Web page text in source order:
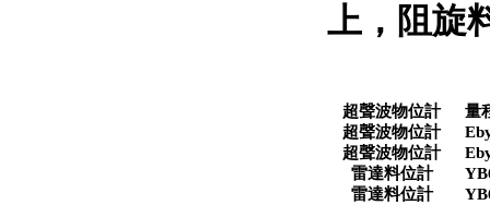
上，阻旋
超聲波物位計
量
超聲波物位計
超聲波物位計
雷達料位計
雷達料位計